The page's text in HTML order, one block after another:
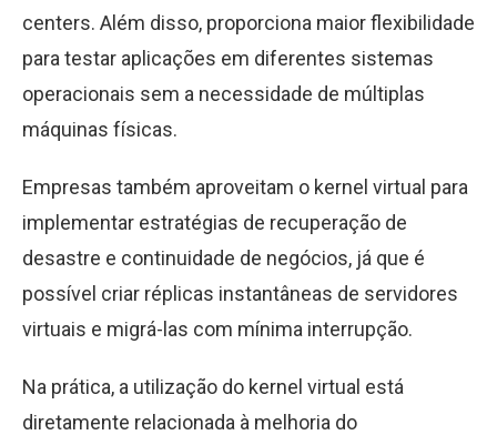
centers. Além disso, proporciona maior flexibilidade
para testar aplicações em diferentes sistemas
operacionais sem a necessidade de múltiplas
máquinas físicas.
Empresas também aproveitam o kernel virtual para
implementar estratégias de recuperação de
desastre e continuidade de negócios, já que é
possível criar réplicas instantâneas de servidores
virtuais e migrá-las com mínima interrupção.
Na prática, a utilização do kernel virtual está
diretamente relacionada à melhoria do